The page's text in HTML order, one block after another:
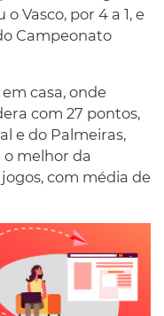
Vasco, por 4 a 1, e
Campeonato
casa, onde
com 27 pontos,
e do Palmeiras,
o melhor da
com média de